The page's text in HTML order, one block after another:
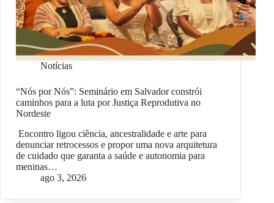
Notícias
“Nós por Nós”: Seminário em Salvador constrói
caminhos para a luta por Justiça Reprodutiva no
Nordeste
Encontro ligou ciência, ancestralidade e arte para
denunciar retrocessos e propor uma nova arquitetura
de cuidado que garanta a saúde e autonomia para
meninas…
ago 3, 2026